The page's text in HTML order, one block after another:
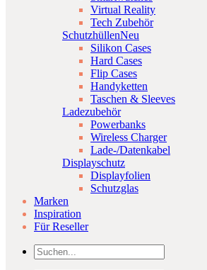
Virtual Reality
Tech Zubehör
SchutzhüllenNeu
Silikon Cases
Hard Cases
Flip Cases
Handyketten
Taschen & Sleeves
Ladezubehör
Powerbanks
Wireless Charger
Lade-/Datenkabel
Displayschutz
Displayfolien
Schutzglas
Marken
Inspiration
Für Reseller